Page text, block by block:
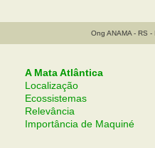
Ong ANAMA - RS
A Mata Atlântica
Localização
Ecossistemas
Relevância
Importância de Maquiné